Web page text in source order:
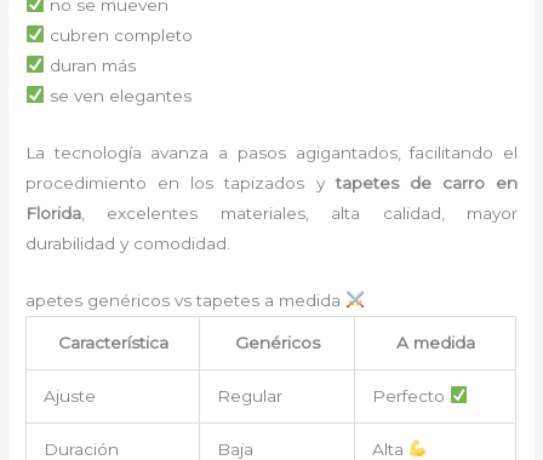
no se mueven
cubren completo
duran más
se ven elegantes
La tecnología avanza a pasos agigantados, facilitando el
procedimiento en los tapizados ytapetes de carro en
Florida , excelentes materiales, alta calidad, mayor
durabilidad y comodidad.
apetes genéricos vs tapetes a medida
Característica Genéricos A medida
Ajuste Regular Perfecto
Duración Baja Alta